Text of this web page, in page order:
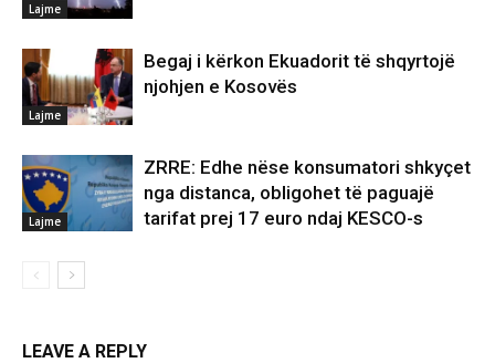
Lajme
Lajme
Begaj i kërkon Ekuadorit të shqyrtojë
njohjen e Kosovës
Lajme
ZRRE: Edhe nëse konsumatori shkyçet
nga distanca, obligohet të paguajë
tarifat prej 17 euro ndaj KESCO-s
LEAVE A REPLY